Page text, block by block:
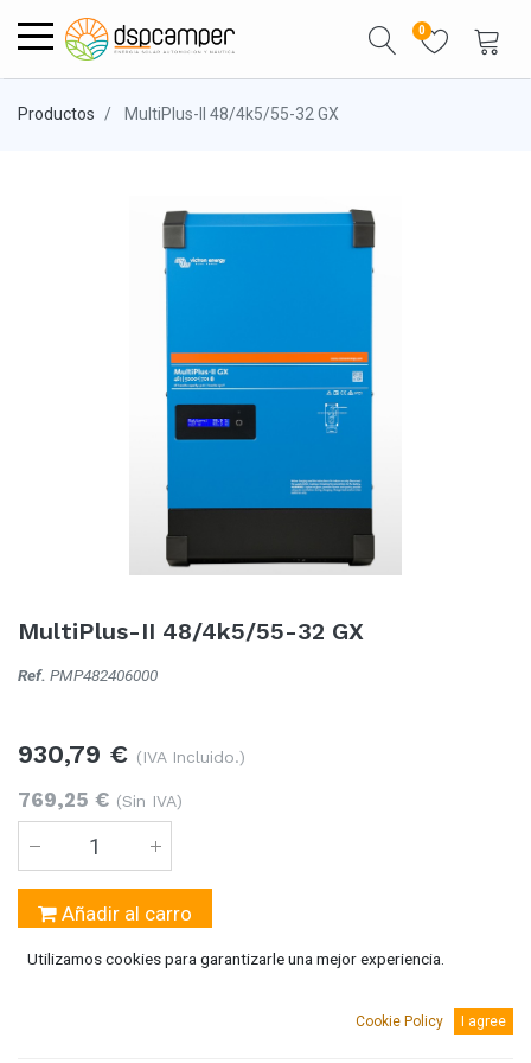
0
Productos MultiPlus-II 48/4k5/55-32 GX
MultiPlus-II 48/4k5/55-32 GX
Ref. PMP482406000
930,79 € (IVA Incluido.)
769,25 € (Sin IVA)
Añadir al carro
1 Unidades disponible
Utilizamos cookies para garantizarle una mejor experiencia.
Cookie Policy I agree